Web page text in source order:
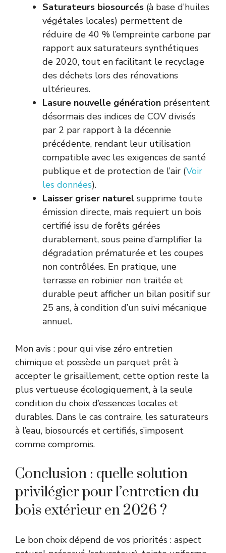
Saturateurs biosourcés (à base d’huiles
végétales locales) permettent de
réduire de 40 % l’empreinte carbone par
rapport aux saturateurs synthétiques
de 2020, tout en facilitant le recyclage
des déchets lors des rénovations
ultérieures.
Lasure nouvelle génération présentent
désormais des indices de COV divisés
par 2 par rapport à la décennie
précédente, rendant leur utilisation
compatible avec les exigences de santé
publique et de protection de l’air (Voir
les données).
Laisser griser naturel supprime toute
émission directe, mais requiert un bois
certifié issu de forêts gérées
durablement, sous peine d’amplifier la
dégradation prématurée et les coupes
non contrôlées. En pratique, une
terrasse en robinier non traitée et
durable peut afficher un bilan positif sur
25 ans, à condition d’un suivi mécanique
annuel.
Mon avis : pour qui vise zéro entretien
chimique et possède un parquet prêt à
accepter le grisaillement, cette option reste la
plus vertueuse écologiquement, à la seule
condition du choix d’essences locales et
durables. Dans le cas contraire, les saturateurs
à l’eau, biosourcés et certifiés, s’imposent
comme compromis.
Conclusion : quelle solution
privilégier pour l’entretien du
bois extérieur en 2026 ?
Le bon choix dépend de vos priorités : aspect